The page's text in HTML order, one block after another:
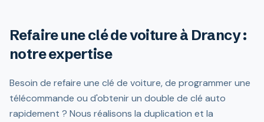
Refaire une clé de voiture à Drancy :
notre expertise
Besoin de refaire une clé de voiture, de programmer une
télécommande ou d'obtenir un double de clé auto
rapidement ? Nous réalisons la duplication et la